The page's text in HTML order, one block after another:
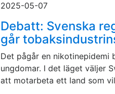
2025-05-07
Debatt: Svenska
går
Det pågår en nikotinepidemi
ungdomar. I det läget väljer
att motarbeta ett land som